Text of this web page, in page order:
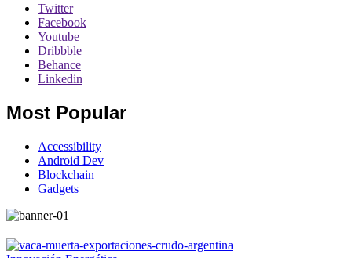
Twitter
Facebook
Youtube
Dribbble
Behance
Linkedin
Most Popular
Accessibility
Android Dev
Blockchain
Gadgets